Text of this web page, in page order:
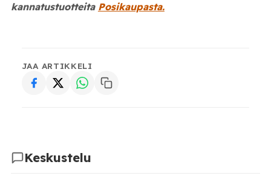
kannatustuotteita Posikaupasta.
JAA ARTIKKELI
Keskustelu